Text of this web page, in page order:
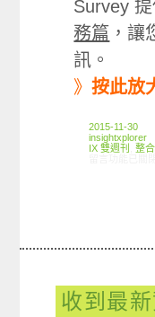
Survey
務篇 ，讓
訊。
》按此放
2015-11-30
insightxplorer
IX 雙週刊
,整
收到最